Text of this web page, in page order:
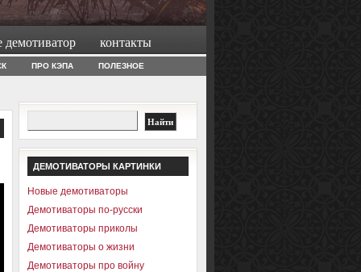
демотиватор контакты
ПРО КЭПА ПОЛЕЗНОЕ
ДЕМОТИВАТОРЫ КАРТИНКИ
Новые демотиваторы
Демотиваторы по-русски
Демотиваторы приколы
Демотиваторы о жизни
Демотиваторы про войну